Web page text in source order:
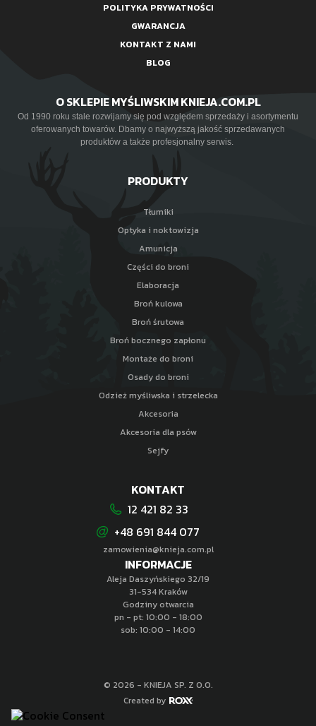
POLITYKA PRYWATNOŚCI
GWARANCJA
KONTAKT Z NAMI
BLOG
O SKLEPIE MYŚLIWSKIM KNIEJA.COM.PL
Od 1990 roku stale rozwijamy się pod względem sprzedaży i asortymentu
oferowanych towarów. Dbamy o najwyższą jakość sprzedawanych
produktów a także profesjonalny serwis.
PRODUKTY
Tłumiki
Optyka i noktowizja
Amunicja
Części do broni
Elaboracja
Broń kulowa
Broń śrutowa
Broń bocznego zapłonu
Montaże do broni
Osady do broni
Odzież myśliwska i strzelecka
Akcesoria
Akcesoria dla psów
Sejfy
INFORMACJE
Aleja Daszyńskiego 32/19
31-534 Kraków
Godziny otwarcia
pn - pt: 10:00 - 18:00
sob: 10:00 - 14:00
KONTAKT
12 421 82 33
+48 691 844 077
zamowienia@knieja.com.pl
© 2026 - KNIEJA SP. Z O.O.
Created by